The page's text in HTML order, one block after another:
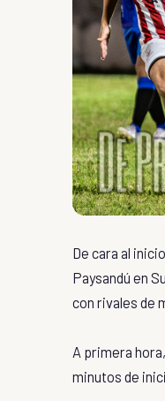
De cara al
Paysandú en
con rivales de
A primera
minutos de